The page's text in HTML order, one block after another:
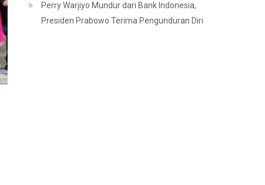
Perry Warjiyo Mundur dari Bank Indonesia,
Presiden Prabowo Terima Pengunduran Diri